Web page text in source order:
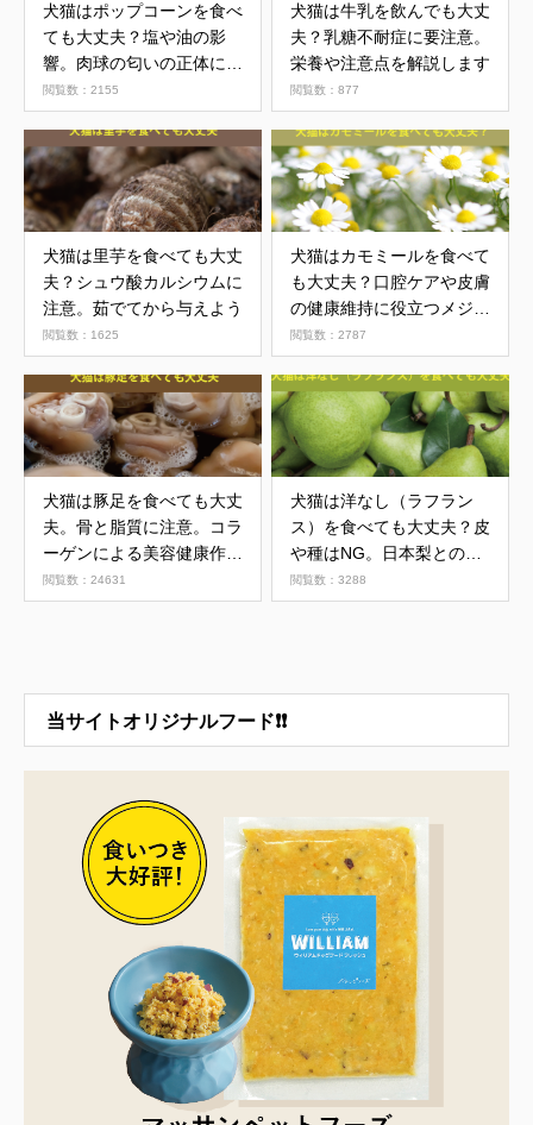
犬猫はポップコーンを食べ
ても大丈夫？塩や油の影
響。肉球の匂いの正体につ
いて
閲覧数：2155
犬猫は牛乳を飲んでも大丈
夫？乳糖不耐症に要注意。
栄養や注意点を解説します
閲覧数：877
犬猫は里芋を食べても大丈
夫？シュウ酸カルシウムに
注意。茹でてから与えよう
閲覧数：1625
犬猫はカモミールを食べて
も大丈夫？口腔ケアや皮膚
の健康維持に役立つメジャ
ーなハーブ
閲覧数：2787
犬猫は豚足を食べても大丈
夫。骨と脂質に注意。コラ
ーゲンによる美容健康作用
に期待
閲覧数：24631
犬猫は洋なし（ラフラン
ス）を食べても大丈夫？皮
や種はNG。日本梨との違
い
閲覧数：3288
当サイトオリジナルフード❗❗